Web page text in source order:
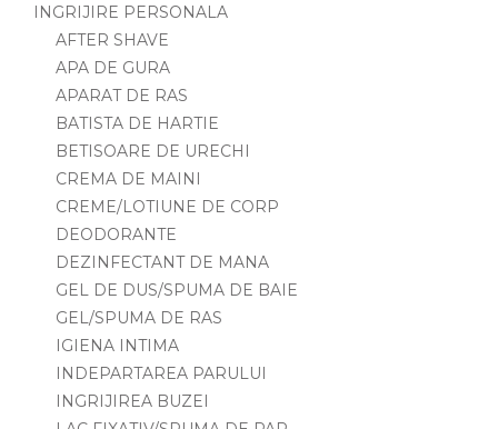
INGRIJIRE PERSONALA
AFTER SHAVE
APA DE GURA
APARAT DE RAS
BATISTA DE HARTIE
BETISOARE DE URECHI
CREMA DE MAINI
CREME/LOTIUNE DE CORP
DEODORANTE
DEZINFECTANT DE MANA
GEL DE DUS/SPUMA DE BAIE
GEL/SPUMA DE RAS
IGIENA INTIMA
INDEPARTAREA PARULUI
INGRIJIREA BUZEI